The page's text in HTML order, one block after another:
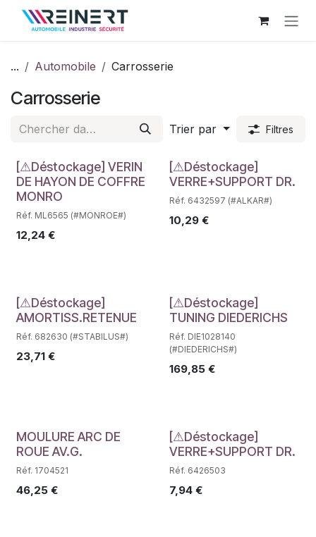
Se rendre au contenu
... Automobile Carrosserie
Carrosserie
Trier par Filtres
Déstockage
[⚠Déstockage] VERIN
DE HAYON DE COFFRE
MONRO
Réf. ML6565 (#MONROE#)
12,24 €
Déstockage
[⚠Déstockage]
VERRE+SUPPORT DR.
Réf. 6432597 (#ALKAR#)
10,29€
Déstockage
[⚠Déstockage]
AMORTISS.RETENUE
Réf. 682630 (#STABILUS#)
23,71 €
Déstockage
[⚠Déstockage]
TUNING DIEDERICHS
Réf. DIE1028140
(#DIEDERICHS#)
169,85€
Déstockage
MOULURE ARC DE
ROUE AV.G.
Réf. 1704521
46,25 €
Déstockage
[⚠Déstockage]
VERRE+SUPPORT DR.
Réf. 6426503
7,94€